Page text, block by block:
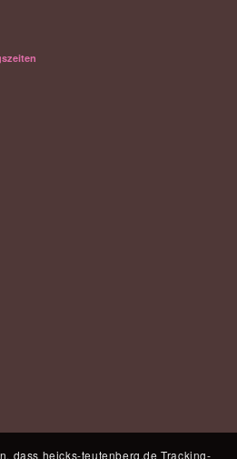
dass heicks-teutenberg.de Tracking-